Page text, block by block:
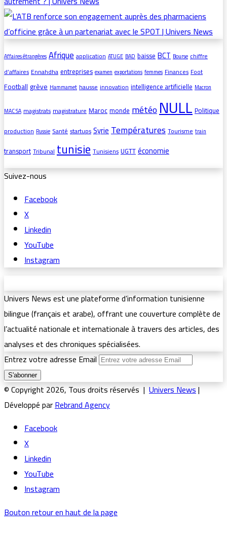
Affaires étrangères Afriqueapplication ATUGE BAD baisseBCT Bourse chiffre
d’affairesEnnahdhaentreprises examen exportations femmes FinancesFoot
Footballgrève Hammamet hausseinnovationintelligence artificielle Macron
MAC SA magistratsmagistratureMarocmondemétéoNULLPolitique
production Russie SantéstartupsSyrieTempératuresTourisme train
transportTribunaltunisieTunisiensUGTTéconomie
Suivez-nous
Facebook
X
Linkedin
YouTube
Instagram
Univers News est une plateforme d’information tunisienne
bilingue (français et arabe), offrant une couverture complète de
l’actualité nationale et internationale à travers des articles, des
analyses et des chroniques spécialisées.
Entrez votre adresse Email
© Copyright 2026, Tous droits réservés |Univers News|
Développé parRebrand Agency
Facebook
X
Linkedin
YouTube
Instagram
Bouton retour en haut de la page